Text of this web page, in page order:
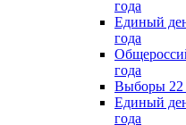
года
Единый
года
года
Выборы 22
Единый
года